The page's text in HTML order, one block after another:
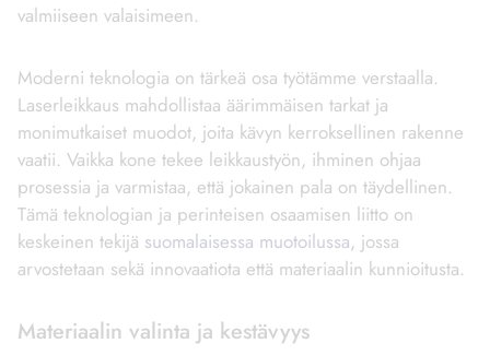
valmiiseen valaisimeen.
Moderni teknologia on tärkeä osa työtämme verstaalla.
Laserleikkaus mahdollistaa äärimmäisen tarkat ja
monimutkaiset muodot, joita kävyn kerroksellinen rakenne
vaatii. Vaikka kone tekee leikkaustyön, ihminen ohjaa
prosessia ja varmistaa, että jokainen pala on täydellinen.
Tämä teknologian ja perinteisen osaamisen liitto on
keskeinen tekijä suomalaisessa muotoilussa, jossa
arvostetaan sekä innovaatiota että materiaalin kunnioitusta.
Materiaalin valinta ja kestävyys